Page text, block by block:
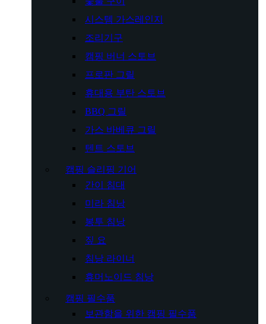
시스템 가스레인지
조리기구
캠핑 버너 스토브
프로판 그릴
휴대용 부탄 스토브
BBQ 그릴
가스 바베큐 그릴
텐트 스토브
캠핑 슬리핑 기어
간이 침대
미라 침낭
봉투 침낭
짚 요
침낭 라이너
휴머노이드 침낭
캠핑 필수품
보관함을 위한 캠핑 필수품